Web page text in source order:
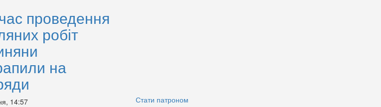
проведення
робіт
на
14:57 Стати патроном